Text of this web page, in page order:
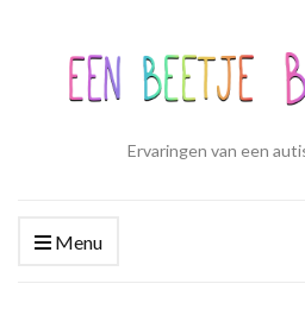
Ervaringen van een
Menu